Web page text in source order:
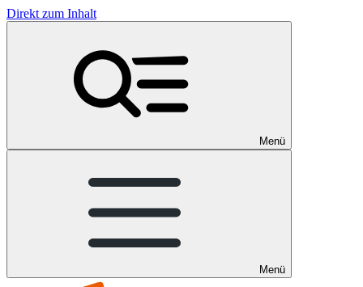
Direkt zum Inhalt
Menü
Menü